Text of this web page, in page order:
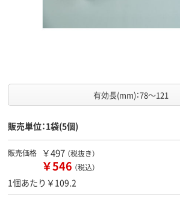
有効長(mm)：78～121
販売単位：1袋(5個)
販売価格 ￥497 （税抜き）
￥546 （税込）
1個あたり￥109.2